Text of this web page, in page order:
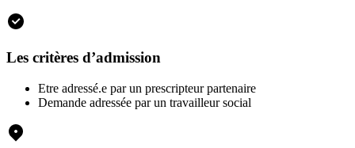
Les critères d’admission
Etre adressé.e par un prescripteur partenaire
Demande adressée par un travailleur social